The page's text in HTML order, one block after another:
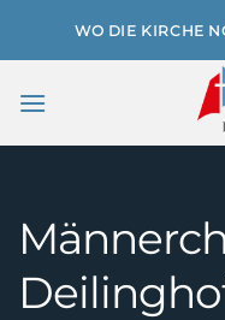
WO DIE KIRCHE